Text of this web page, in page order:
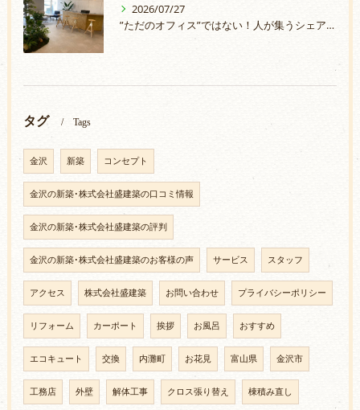
2026/07/27
”ただのオフィス”ではない！人が集うシェアオフィスづくり
タグ Tags
金沢 新築 コンセプト
金沢の新築･株式会社盛建築の口コミ情報
金沢の新築･株式会社盛建築の評判
金沢の新築･株式会社盛建築のお客様の声 サービス スタッフ
アクセス 株式会社盛建築 お問い合わせ プライバシーポリシー
リフォーム カーポート 挨拶 お風呂 おすすめ
エコキュート 交換 内灘町 お花見 富山県 金沢市
工務店 外壁 解体工事 クロス張り替え 棟積み直し